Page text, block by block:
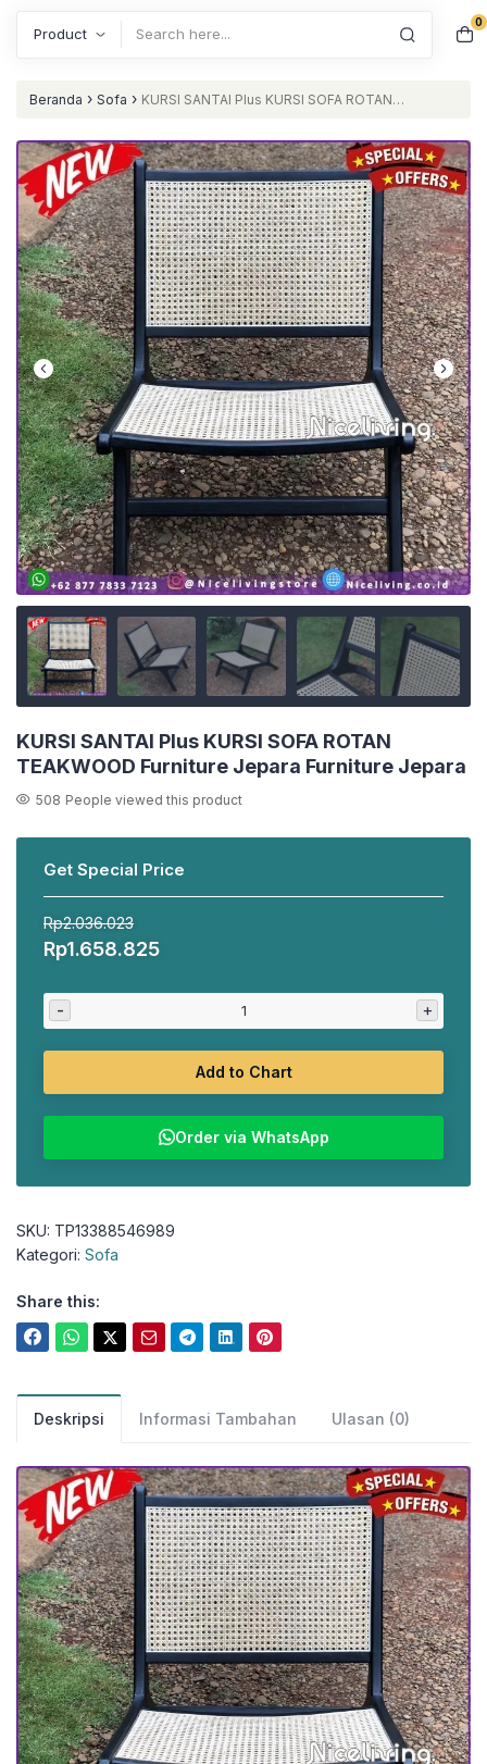
0
Beranda › Sofa › KURSI SANTAI Plus KURSI SOFA ROTAN
KURSI SANTAI Plus KURSI SOFA ROTAN
TEAKWOOD Furniture Jepara Furniture Jepara
508 People viewed this product
Get Special Price
Rp2.036.023
Harga
adalah:
Rp2.036.023.
Rp1.658.825Harga
ini
- +
Add to Chart
Order via WhatsApp
SKU: TP13388546989
Kategori: Sofa
Share this:
Deskripsi Informasi Tambahan Ulasan (0)